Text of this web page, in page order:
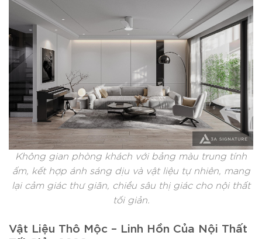
Không gian phòng khách với bảng màu trung tính
ấm, kết hợp ánh sáng dịu và vật liệu tự nhiên, mang
lại cảm giác thư giãn, chiều sâu thị giác cho nội thất
tối giản.
Vật Liệu Thô Mộc – Linh Hồn Của Nội Thất